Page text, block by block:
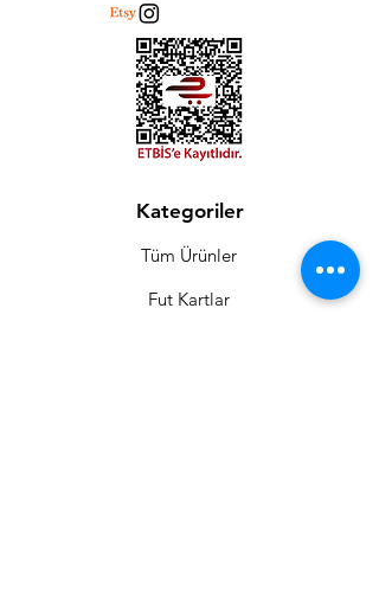
Kategoriler
Tüm Ürünler
Fut Kartlar